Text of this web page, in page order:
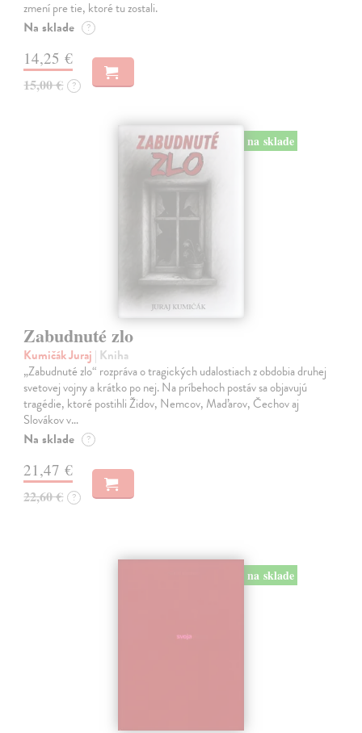
zmení pre tie, ktoré tu zostali.
Na sklade ?
14,25 €
15,00 € ?
na sklade
Zabudnuté zlo
Kumičák Juraj | Kniha
„Zabudnuté zlo“ rozpráva o tragických udalostiach z obdobia druhej
svetovej vojny a krátko po nej. Na príbehoch postáv sa objavujú
tragédie, ktoré postihli Židov, Nemcov, Maďarov, Čechov aj
Slovákov v…
Na sklade ?
21,47 €
22,60 € ?
na sklade